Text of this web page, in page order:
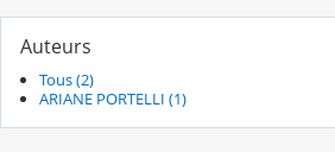
Auteurs
Tous (2)
ARIANE PORTELLI (1)